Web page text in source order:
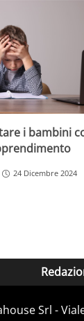
i bambini
24 Dicembre 2024
Srl -